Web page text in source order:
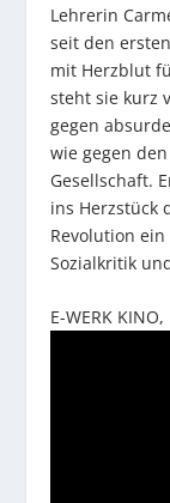
Lehrerin
seit den
mit Herzblut
steht sie kurz
gegen
wie gegen
Gesellschaft.
ins Herzstück
Revolution
Sozialkritik
E-WERK